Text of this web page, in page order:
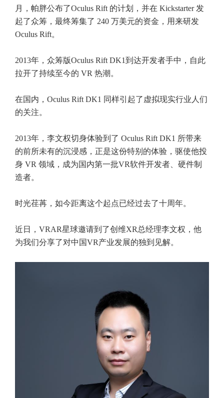
月，帕胖公布了Oculus Rift 的计划，并在 Kickstarter 发
起了众筹，最终筹集了 240 万美元的资金，用来研发
Oculus Rift。
2013年，众筹版Oculus Rift DK1到达开发者手中，自此
拉开了持续至今的 VR 热潮。
在国内，Oculus Rift DK1 同样引起了虚拟现实行业人们
的关注。
2013年，李文权切身体验到了 Oculus Rift DK1 所带来
的前所未有的沉浸感，正是这份特别的体验，驱使他投
身 VR 领域，成为国内第一批VR软件开发者、硬件制
造者。
时光荏苒，如今距离这个起点已经过去了十周年。
近日，VRAR星球邀请到了创维XR总经理李文权，他
为我们分享了对中国VR产业发展的独到见解。